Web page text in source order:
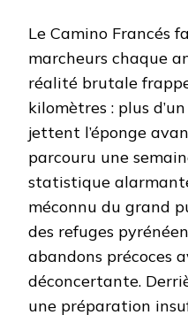
Le Camino Francés
marcheurs chaque
réalité brutale
kilomètres : plus
jettent l’éponge
parcouru une
statistique
méconnu du grand
des refuges
abandons précoces
déconcertante.
une préparation